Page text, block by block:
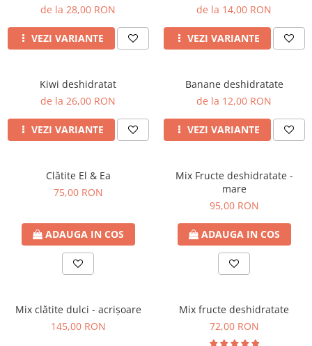
de la 28,00 RON
VEZI VARIANTE
de la 14,00 RON
VEZI VARIANTE
Kiwi deshidratat
de la 26,00 RON
VEZI VARIANTE
Banane deshidratate
de la 12,00 RON
VEZI VARIANTE
Clătite El & Ea
75,00 RON
ADAUGA IN COS
Mix Fructe deshidratate -
mare
95,00 RON
ADAUGA IN COS
Mix clătite dulci - acrișoare
145,00 RON
Mix fructe deshidratate
72,00 RON